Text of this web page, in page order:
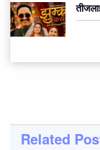
Related